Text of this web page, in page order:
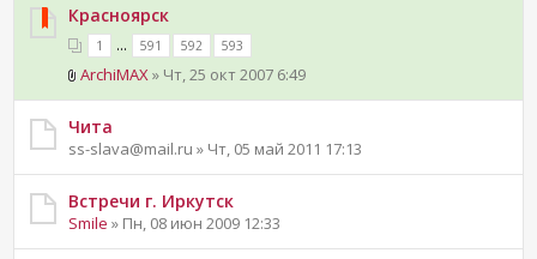
Красноярск
1 ... 591 592 593
ArchiMAX » Чт, 25 окт 2007 6:49
Чита
ss-slava@mail.ru » Чт, 05 май 2011 17:13
Встречи г. Иркутск
Smile » Пн, 08 июн 2009 12:33